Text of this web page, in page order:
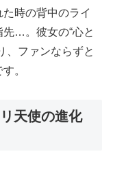
時の背中のライ
先…。彼女の“心と
、ファンならずと
。
天使の進化